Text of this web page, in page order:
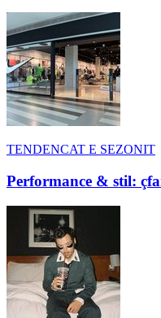
TENDENCAT E SEZONIT
Performance & stil: